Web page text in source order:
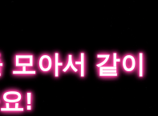
모아서 같이
!
모아서 같이
!